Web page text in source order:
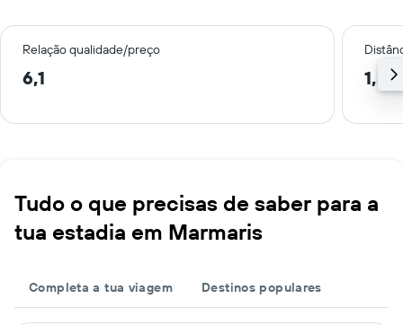
Relação qualidade/preço
6,1 1,8
Tudo o que precisas de saber para a
tua estadia em Marmaris
Completa a tua viagem Destinos populares